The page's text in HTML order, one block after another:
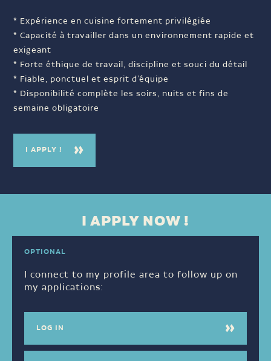
* Expérience en cuisine fortement privilégiée
* Capacité à travailler dans un environnement rapide et
exigeant
* Forte éthique de travail, discipline et souci du détail
* Fiable, ponctuel et esprit d’équipe
* Disponibilité complète les soirs, nuits et fins de
semaine obligatoire
I APPLY !
I APPLY NOW !
OPTIONAL
I connect to my profile area to follow up on
my applications:
LOG IN